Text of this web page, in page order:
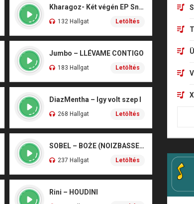
Kharagoz- Két végén EP Snitt
132 Hallgat Letöltés
Jumbo – LLÉVAME CONTIGO
183 Hallgat Letöltés
DiazMentha – Igy volt szep I
268 Hallgat Letöltés
SOBEL – BOŻE (NOIZBASSES REMIX)
237 Hallgat Letöltés
Rini – HOUDINI